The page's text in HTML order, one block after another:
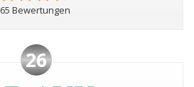
65 Bewertungen
26